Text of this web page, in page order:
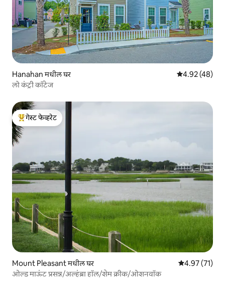
Hanahan मधील घर 5 पैकी 4.92
4.92 (48)
लो कंट्री कॉटेज
टॉप गेस्ट फेव्हरेट
गेस्ट फेव्हरेट
Mount Pleasant मधील घर 5 पैकी 4.97
4.97 (71)
ओल्ड माऊंट प्रसन्न/अल्हंब्रा हॉल/शेम क्रीक/ओशनवॉक